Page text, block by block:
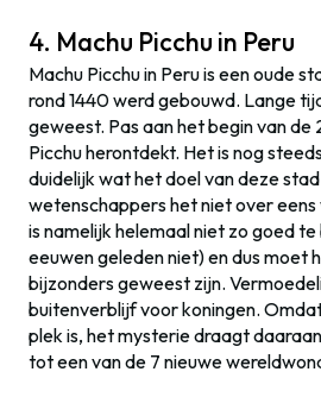
4. Machu Picchu in Peru
Machu Picchu in Peru is een oude
rond 1440 werd gebouwd. Lange
geweest. Pas aan het begin van
Picchu herontdekt. Het is nog
duidelijk wat het doel van deze
wetenschappers het niet over eens
is namelijk helemaal niet zo goed
eeuwen geleden niet) en dus moet
bijzonders geweest zijn.
buitenverblijf voor koningen.
plek is, het mysterie draagt
tot een van de 7 nieuwe